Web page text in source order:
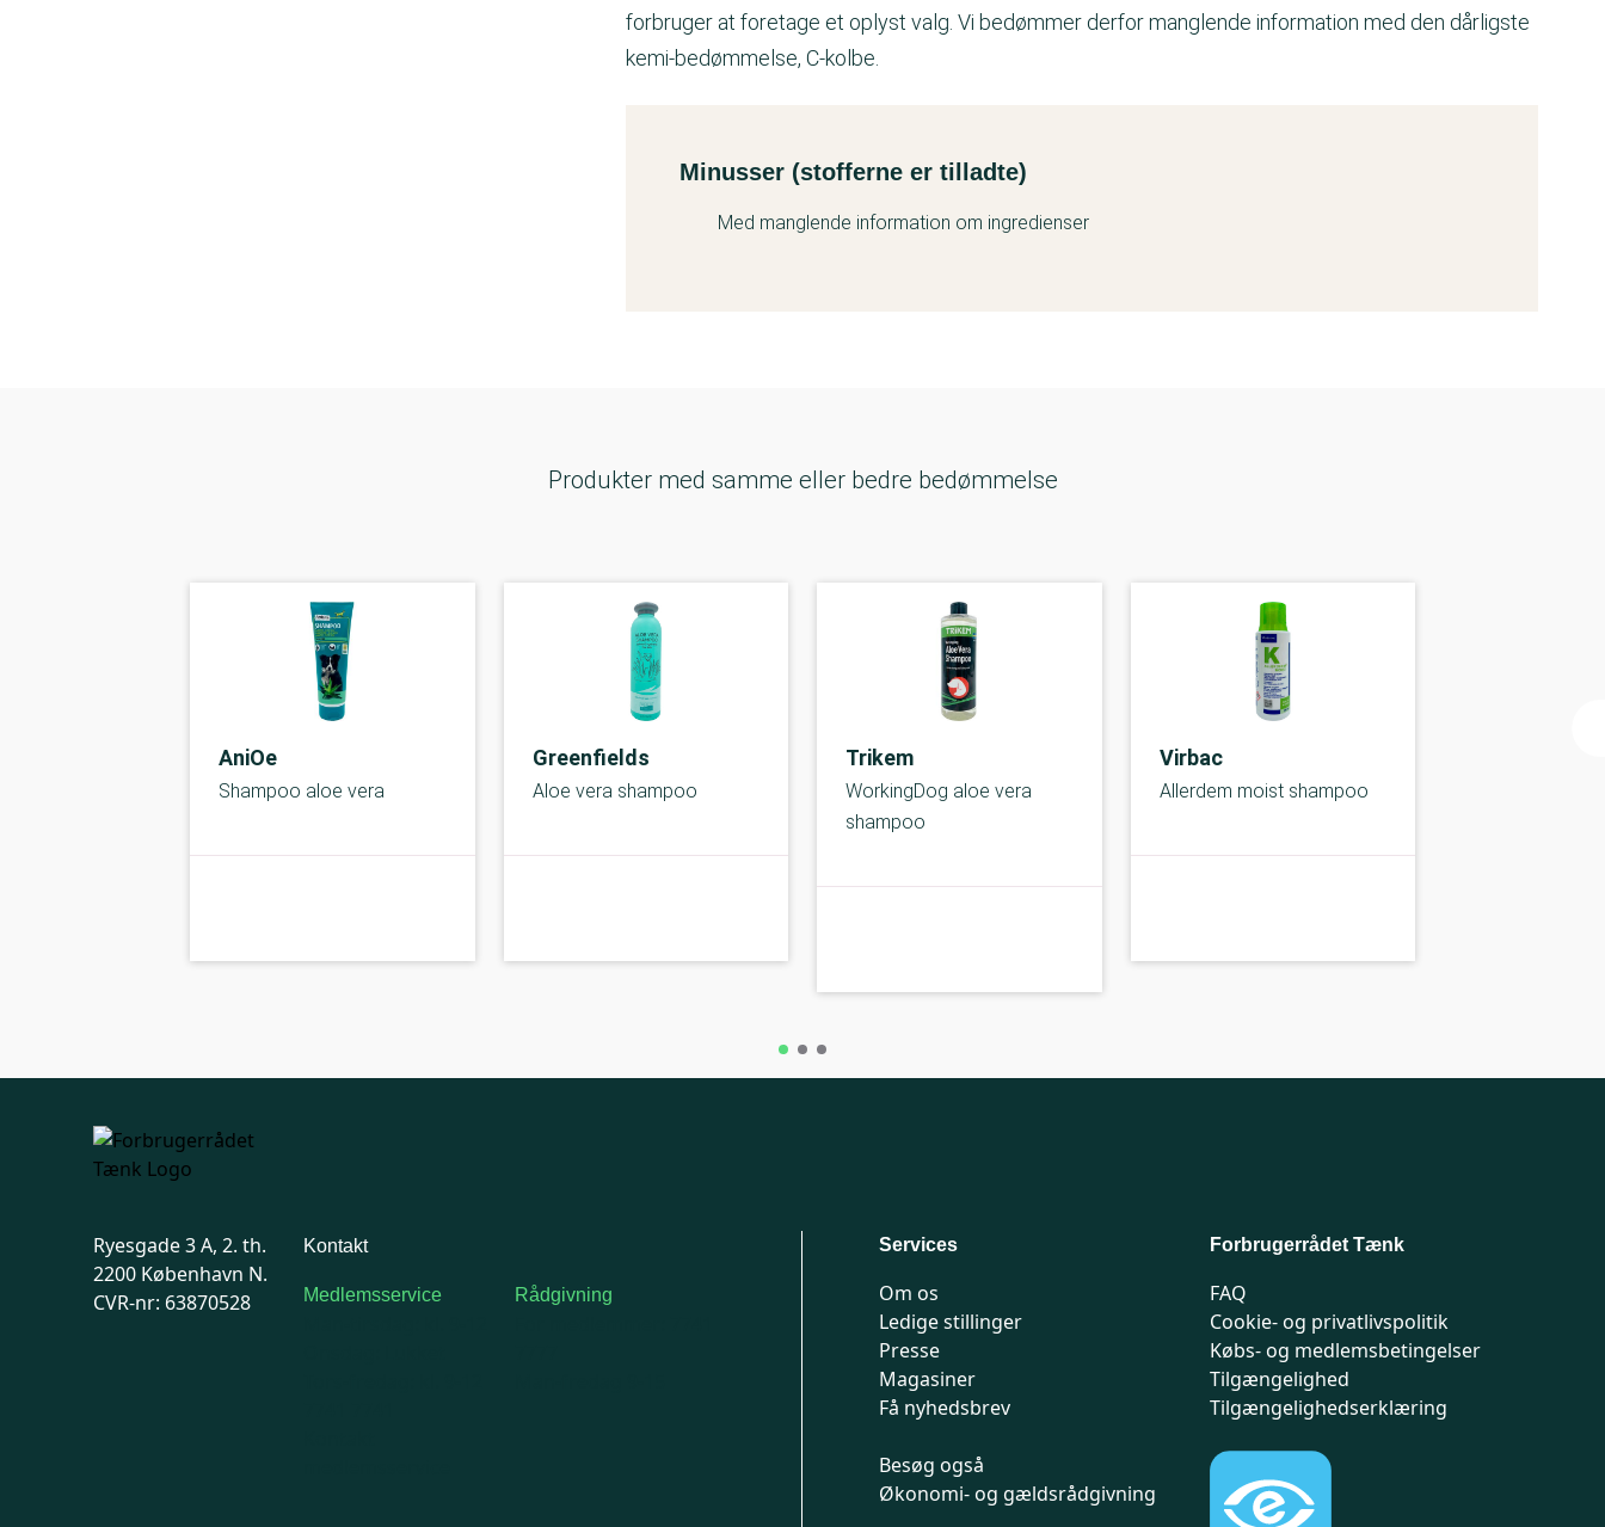
forbruger at foretage et oplyst valg. Vi bedømmer derfor manglende information med den dårligste
kemi-bedømmelse, C-kolbe.
Kemitest
Minusser (stofferne er tilladte)
Med manglende information om ingredienser
Produkter med samme eller bedre bedømmelse
AniOe
Shampoo aloe vera
Greenfields
Aloe vera shampoo
Trikem
WorkingDog aloe vera
shampoo
Virbac
Allerdem moist shampoo
C-kolbe
Ryesgade 3 A, 2. th.
2200 København N.
CVR-nr: 63870528
Kontakt
Medlemsservice Rådgivning
Services
Om os
Ledige stillinger
Presse
Magasiner
Få nyhedsbrev
Besøg også
Økonomi- og gældsrådgivning
Forbrugerrådet Tænk
FAQ
Cookie- og privatlivspolitik
Købs- og medlemsbetingelser
Tilgængelighed
Tilgængelighedserklæring